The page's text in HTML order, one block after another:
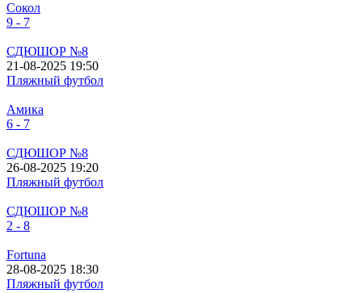
Сокол
9 - 7
СДЮШОР №8
21-08-2025 19:50
Пляжный футбол
Амика
6 - 7
СДЮШОР №8
26-08-2025 19:20
Пляжный футбол
СДЮШОР №8
2 - 8
Fortuna
28-08-2025 18:30
Пляжный футбол